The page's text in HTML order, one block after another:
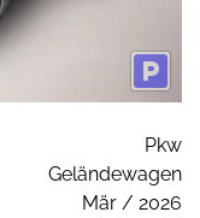
Pkw
Geländewagen
Mär / 2026